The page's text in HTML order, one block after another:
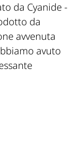
da Cyanide -
da
avvenuta
avuto